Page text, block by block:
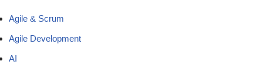
Agile & Scrum
Agile Development
AI